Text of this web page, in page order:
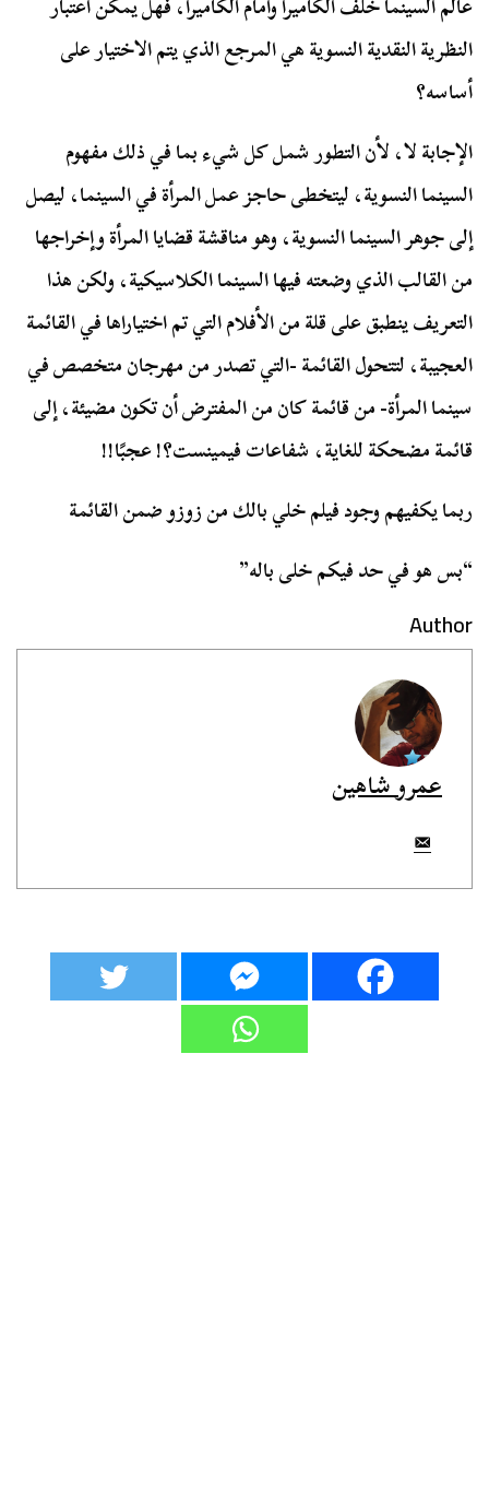
النظرية النقدية النسوية هي المرجع الذي يتم الاختيار على
أساسه؟
الإجابة لا، لأن التطور شمل كل شيء بما في ذلك مفهوم
السينما النسوية، ليتخطى حاجز عمل المرأة في السينما، ليصل
إلى جوهر السينما النسوية، وهو مناقشة قضايا المرأة وإخراجها
من القالب الذي وضعته فيها السينما الكلاسيكية، ولكن هذا
التعريف ينطبق على قلة من الأفلام التي تم اختياراها في القائمة
العجيبة، لتتحول القائمة -التي تصدر من مهرجان متخصص في
سينما المرأة- من قائمة كان من المفترض أن تكون مضيئة، إلى
قائمة مضحكة للغاية، شفاعات فيمينست؟! عجبًا!!
ربما يكفيهم وجود فيلم خلي بالك من زوزو ضمن القائمة
“بس هو في حد فيكم خلى باله”
Author
عمرو شاهين